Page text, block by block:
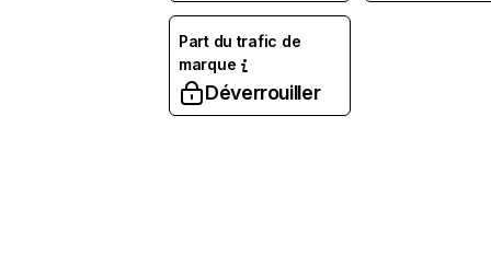
Part du trafic de
marque
Déverrouiller